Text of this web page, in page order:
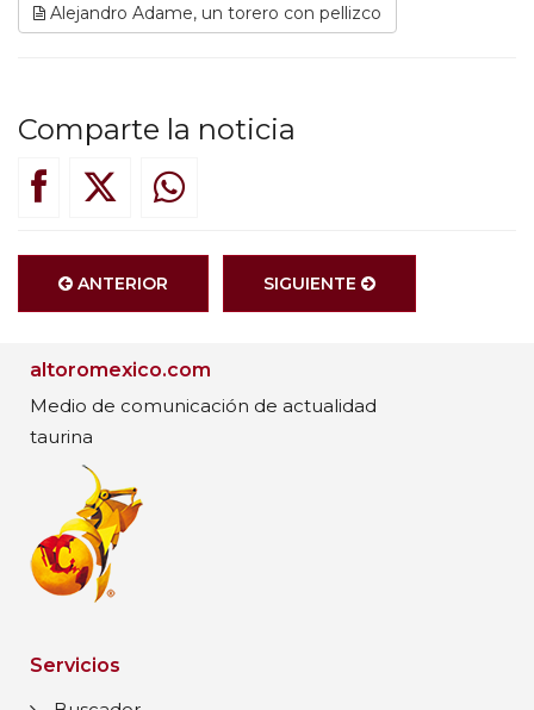
Alejandro Adame, un torero con pellizco
Comparte la noticia
ANTERIOR SIGUIENTE
altoromexico.com
Medio de comunicación de actualidad
taurina
Servicios